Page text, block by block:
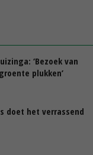
‘Bezoek van
plukken’
doet het verrassend